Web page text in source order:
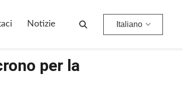
Notizie Italiano
per la